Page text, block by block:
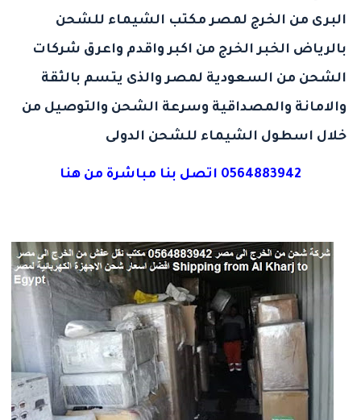
البرى من الخرج لمصر مكتب الشيماء للشحن
بالرياض الخبر الخرج من اكبر واقدم واعرق شركات
الشحن من السعودية لمصروالذى يتسم بالثقة
والامانة والمصداقية وسرعة الشحن والتوصيل من
خلال اسطول الشيماء للشحن الدولى
0564883942 اتصل بنا مباشرة من هنا